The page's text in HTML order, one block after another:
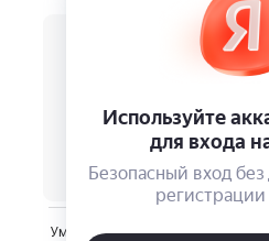
Умный увлажнитель Steba